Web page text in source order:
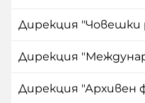
Дирекция "Човешки
Дирекция
Дирекция "Архивен